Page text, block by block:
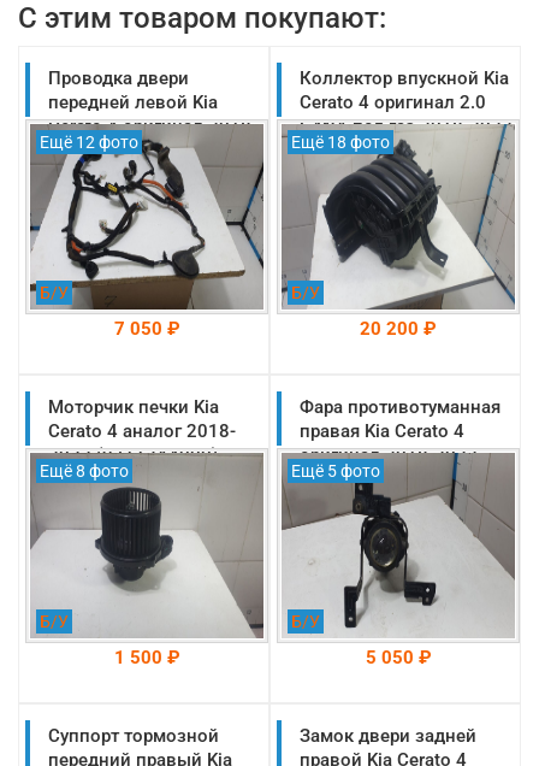
С этим товаром покупают:
Проводка двери
передней левой Kia
Cerato 4 оригинал 2018-
2022 (91600M6320)
Ещё 12 фото
Б/У
7 050 ₽
На складе: Раменское
-->
Коллектор впускной Kia
Cerato 4 оригинал 2.0
G4NA под газ 2018-2022
(21830M6300)
Ещё 18 фото
Б/У
20 200 ₽
На складе: Раменское
-->
Моторчик печки Kia
Cerato 4 аналог 2018-
2022 (97113A4000)
Ещё 8 фото
Б/У
1 500 ₽
На складе: Раменское
-->
Фара противотуманная
правая Kia Cerato 4
оригинал 2018-2022
(92202D9000)
Ещё 5 фото
Б/У
5 050 ₽
На складе: Раменское
-->
Суппорт тормозной
передний правый Kia
Замок двери задней
правой Kia Cerato 4